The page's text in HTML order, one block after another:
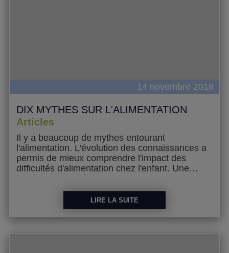
14 novembre 2018
DIX MYTHES SUR L'ALIMENTATION
Articles
Il y a beaucoup de mythes entourant
l'alimentation. L'évolution des connaissances a
permis de mieux comprendre l'impact des
difficultés d'alimentation chez l'enfant. Une
meilleure compréhension des enjeux permet
n'est pas toujours facile en tant que parent de
savoir quoi faire lorsque les repas sont
sources de conflits.
LIRE LA SUITE
LIRE LA SUITE